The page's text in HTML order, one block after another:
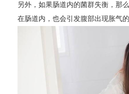
另外，如果肠道内的菌群失衡，那
在肠道内，也会引发腹部出现胀气的